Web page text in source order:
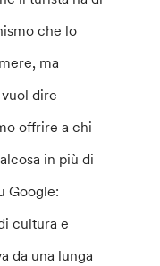
che lo
ma
dire
offrire a chi
in più di
Google:
cultura e
da una lunga